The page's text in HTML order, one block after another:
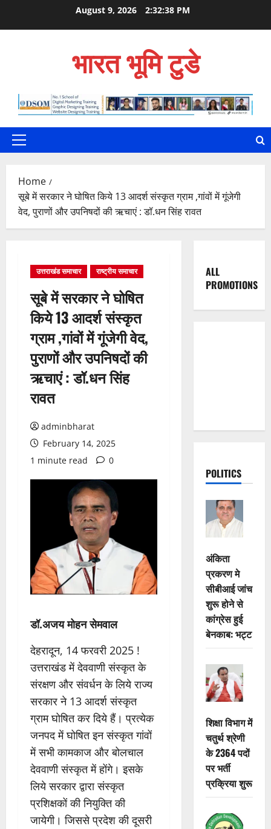
August 9, 2026 2:32:40 PM
भारत भूमि टुडे
Primary
Home
सूबे में सरकार ने घोषित किये 13 आदर्श संस्कृत ग्राम ,गांवों में गूंजेगी
वेद, पुराणों और उपनिषदों की ऋचाएं : डॉ.धन सिंह रावत
उत्तराखंड समाचार राष्ट्रीय समाचार
सूबे में सरकार ने घोषित
किये 13 आदर्श संस्कृत
ग्राम ,गांवों में गूंजेगी वेद,
पुराणों और उपनिषदों की
ऋचाएं : डॉ.धन सिंह
रावत
adminbharat
February 14, 2025
1 minute read
0
डॉ.अजय मोहन सेमवाल
देहरादून, 14 फरवरी 2025 !
उत्तराखंड में देववाणी संस्कृत के
संरक्षण और संवर्धन के लिये राज्य
सरकार ने 13 आदर्श संस्कृत
ग्राम घोषित कर दिये हैं। प्रत्येक
जनपद में घोषित इन संस्कृत गांवों
में सभी कामकाज और बोलचाल
देववाणी संस्कृत में होंगे। इसके
लिये सरकार द्वारा संस्कृत
प्रशिक्षकों की नियुक्ति की
जायेगी। जिससे प्रदेश की दूसरी
ALL
PROMOTIONS
POLITICS
अंकिता
प्रकरण मे
सीबीआई जांच
शुरू होने से
कांग्रेस हुई
बेनकाब: भट्ट
शिक्षा विभाग में
चतुर्थ श्रेणी
के 2364 पदों
पर भर्ती
प्रक्रिया शुरू